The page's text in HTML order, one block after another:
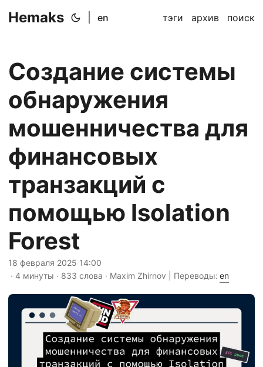
Hemaks en тэги архив поиск
Создание системы
обнаружения
мошенничества для
финансовых
транзакций с
помощью Isolation
Forest
18 февраля 2025 14:00
· 4 минуты · 833 слова · Maxim Zhirnov | Переводы: en